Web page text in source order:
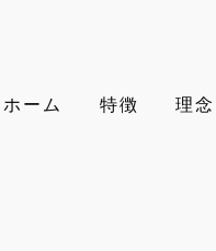
ホーム 特徴 理念